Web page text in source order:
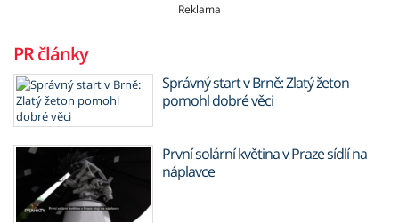
Reklama
PR články
Správný start v Brně: Zlatý žeton
pomohl dobré věci
První solární květina v Praze sídlí na
náplavce